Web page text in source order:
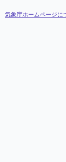
気象庁ホームページに